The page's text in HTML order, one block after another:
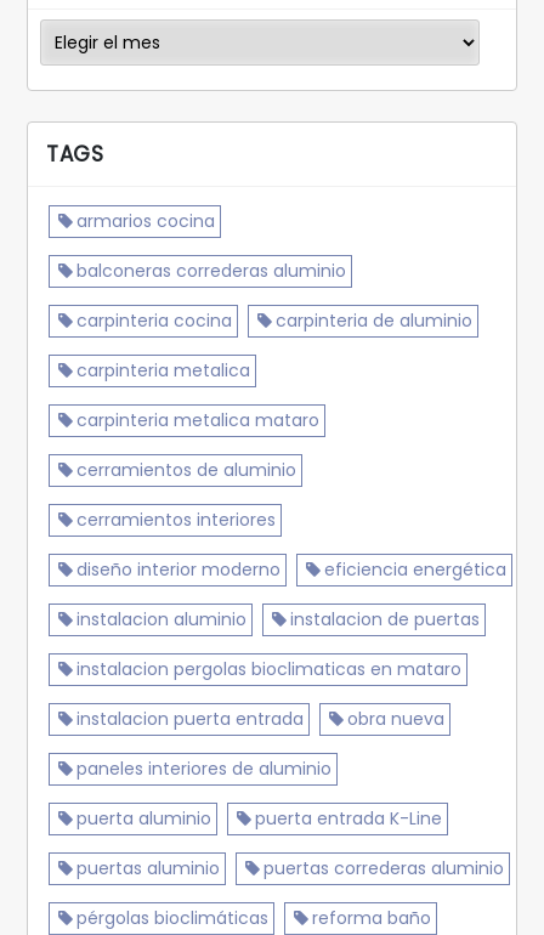
Archivos
TAGS
armarios cocina
balconeras correderas aluminio
carpinteria cocina carpinteria de aluminio
carpinteria metalica
carpinteria metalica mataro
cerramientos de aluminio
cerramientos interiores
diseño interior moderno eficiencia energética
instalacion aluminio instalacion de puertas
instalacion pergolas bioclimaticas en mataro
instalacion puerta entrada obra nueva
paneles interiores de aluminio
puerta aluminio puerta entrada K-Line
puertas aluminio puertas correderas aluminio
pérgolas bioclimáticas reforma baño